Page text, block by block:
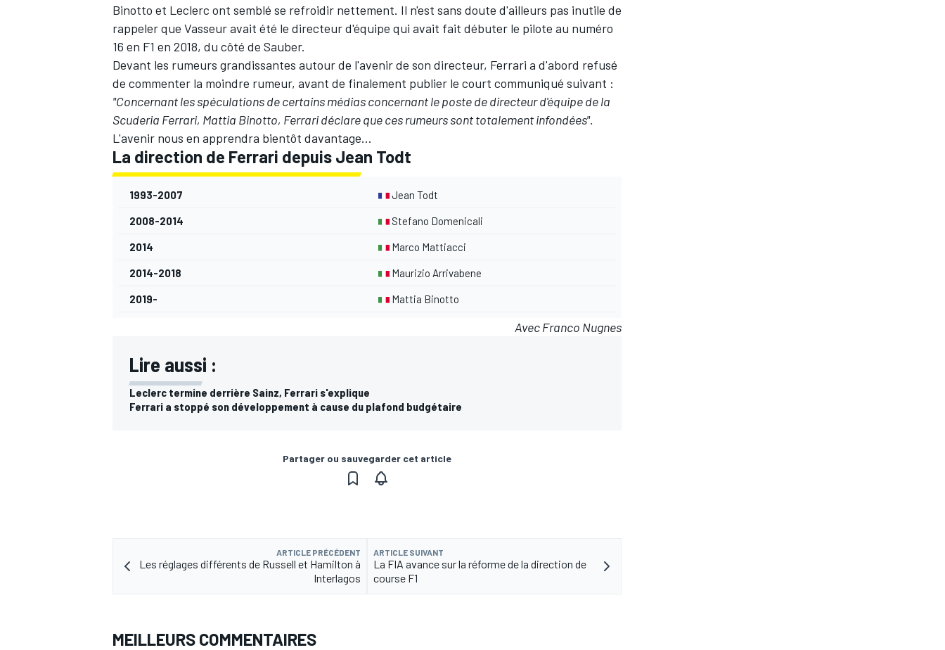
Binotto et Leclerc ont semblé se refroidir nettement. Il n'est sans doute d'ailleurs pas inutile de
rappeler que Vasseur avait été le directeur d'équipe qui avait fait débuter le pilote au numéro
16 en F1 en 2018, du côté de Sauber.
Devant les rumeurs grandissantes autour de l'avenir de son directeur, Ferrari a d'abord refusé
de commenter la moindre rumeur, avant de finalement publier le court communiqué suivant :
"Concernant les spéculations de certains médias concernant le poste de directeur d'équipe de la
Scuderia Ferrari, Mattia Binotto, Ferrari déclare que ces rumeurs sont totalement infondées".
L'avenir nous en apprendra bientôt davantage...
La direction de Ferrari depuis Jean Todt
1993-2007 Jean Todt
2008-2014 Stefano Domenicali
2014 Marco Mattiacci
2014-2018 Maurizio Arrivabene
2019- Mattia Binotto
Avec Franco Nugnes
Lire aussi :
Leclerc termine derrière Sainz, Ferrari s'explique
Ferrari a stoppé son développement à cause du plafond budgétaire
Partager ou sauvegarder cet article
ARTICLE PRÉCÉDENT
Les réglages différents de Russell et Hamilton à
Interlagos
ARTICLE SUIVANT
La FIA avance sur la réforme de la direction de
course F1
MEILLEURS COMMENTAIRES